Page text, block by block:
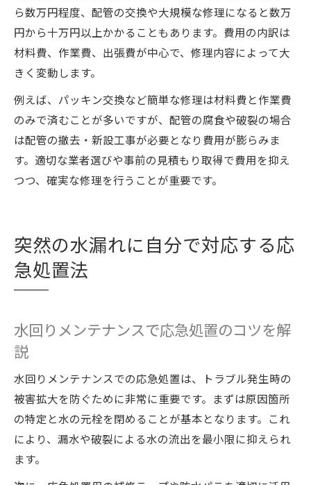
ら数万円程度、配管の交換や大規模な修理になると数万
円から十万円以上かかることもあります。費用の内訳は
材料費、作業費、出張費が中心で、修理内容によって大
きく変動します。
例えば、パッキン交換など簡単な修理は材料費と作業費
のみで済むことが多いですが、配管の腐食や破裂の場合
は配管の撤去・新設工事が必要となり費用が膨らみま
す。適切な業者選びや事前の見積もり取得で費用を抑え
つつ、確実な修理を行うことが重要です。
突然の水漏れに自分で対応する応
急処置法
水回りメンテナンスで応急処置のコツを解
説
水回りメンテナンスでの応急処置は、トラブル発生時の
被害拡大を防ぐために非常に重要です。まずは原因箇所
の特定と水の元栓を閉めることが基本となります。これ
により、漏水や破裂による水の流出を最小限に抑えられ
ます。